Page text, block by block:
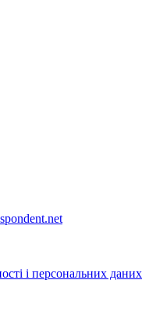
і персональних даних